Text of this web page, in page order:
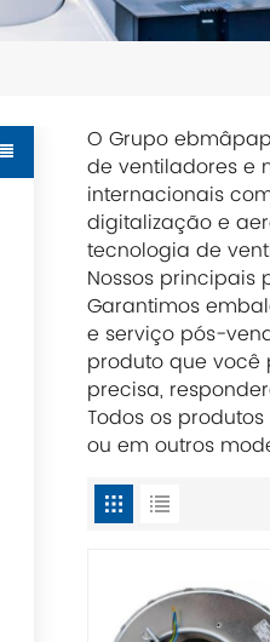
O Grupo
de ventiladores e
internacionais
digitalização e
tecnologia de
Nossos principais
Garantimos
e serviço pós-
produto que
precisa,
Todos os
ou em outros